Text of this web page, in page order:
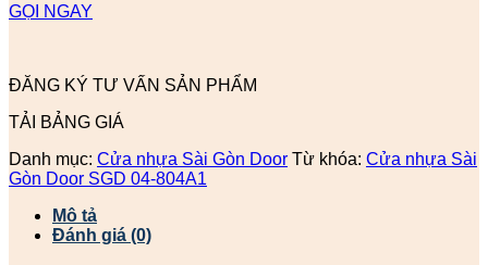
GỌI NGAY
ĐĂNG KÝ TƯ VẤN SẢN PHẨM
TẢI BẢNG GIÁ
Danh mục: Cửa nhựa Sài Gòn Door Từ khóa: Cửa nhựa Sài
Gòn Door SGD 04-804A1
Mô tả
Đánh giá (0)